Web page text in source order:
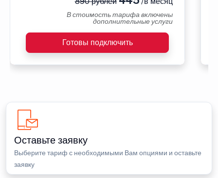
В стоимость тарифа включены
дополнительные услуги
Готовы подключить
Оставьте заявку
Выберите тариф с необходимыми Вам опциями и оставьте
заявку